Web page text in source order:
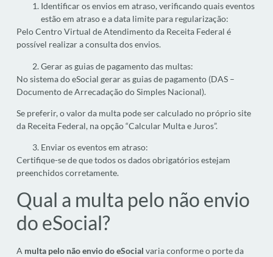
Identificar os envios em atraso, verificando quais eventos
estão em atraso e a data limite para regularização:
Pelo Centro Virtual de Atendimento da Receita Federal é
possível realizar a consulta dos envios.
Gerar as guias de pagamento das multas:
No sistema do eSocial gerar as guias de pagamento (DAS –
Documento de Arrecadação do Simples Nacional).
Se preferir, o valor da multa pode ser calculado no próprio site
da Receita Federal, na opção “Calcular Multa e Juros”.
Enviar os eventos em atraso:
Certifique-se de que todos os dados obrigatórios estejam
preenchidos corretamente.
Qual a multa pelo não envio
do eSocial?
A multa pelo não envio do eSocial varia conforme o porte da